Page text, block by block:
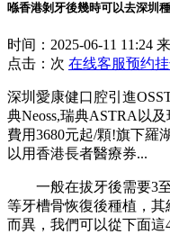
喺香港剝牙後幾時可以去深圳
时间：2025-06-11 11:24
点击： 次 在线客服预约
深圳愛康健口腔引進
典Neoss,瑞典ASTRA以
費用3680元起/顆!旗下羅
以用香港長者醫療券...
一般在拔牙後需要3至
等牙槽骨恢復後種植，
而異，我們可以從下面這